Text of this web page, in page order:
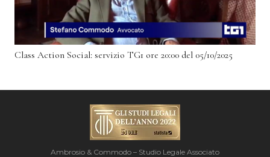
Class Action Social: servizio TG1 ore 20:00 del 05/10/2025
Ambrosio & Commodo – Studio Legale Associato